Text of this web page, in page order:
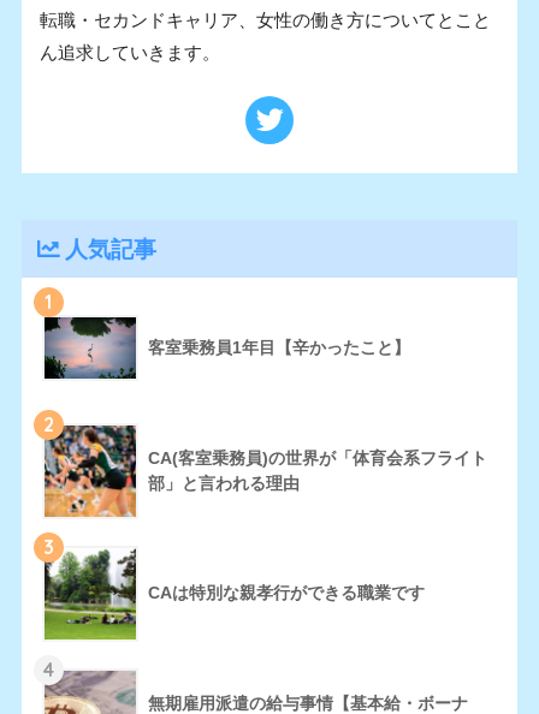
転職・セカンドキャリア、女性の働き方についてとこと
ん追求していきます。
人気記事
1
客室乗務員1年目【辛かったこと】
2
CA(客室乗務員)の世界が「体育会系フライト
部」と言われる理由
3
CAは特別な親孝行ができる職業です
4
無期雇用派遣の給与事情【基本給・ボーナ